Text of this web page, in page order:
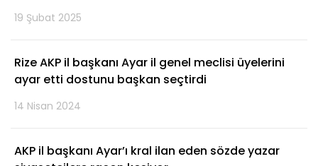
19 Şubat 2025
Rize AKP il başkanı Ayar il genel meclisi üyelerini
ayar etti dostunu başkan seçtirdi
14 Nisan 2024
AKP il başkanı Ayar’ı kral ilan eden sözde yazar